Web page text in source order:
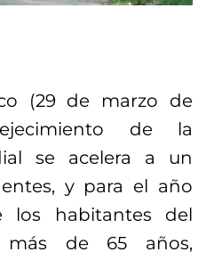
(29 de marzo de
de la
se acelera a un
y para el año
los habitantes del
más de 65 años,